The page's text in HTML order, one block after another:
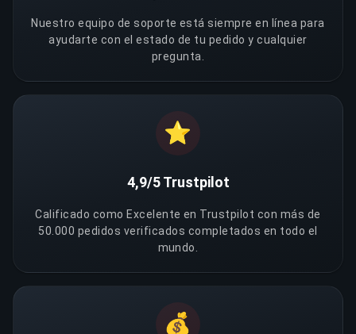
Nuestro equipo de soporte está siempre en línea para
ayudarte con el estado de tu pedido y cualquier
pregunta.
⭐
4,9/5 Trustpilot
Calificado como Excelente en Trustpilot con más de
50.000 pedidos verificados completados en todo el
mundo.
💰